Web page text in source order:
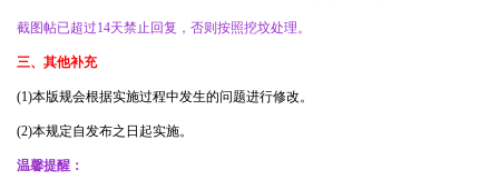
截图帖已超过14天禁止回复，否则按照挖坟处理。
三、其他补充
(1)本版规会根据实施过程中发生的问题进行修改。
(2)本规定自发布之日起实施。
温馨提醒：